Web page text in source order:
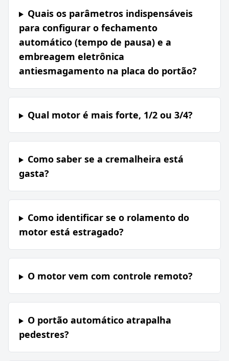
Quais os parâmetros indispensáveis
para configurar o fechamento
automático (tempo de pausa) e a
embreagem eletrônica
antiesmagamento na placa do portão?
Qual motor é mais forte, 1/2 ou 3/4?
Como saber se a cremalheira está
gasta?
Como identificar se o rolamento do
motor está estragado?
O motor vem com controle remoto?
O portão automático atrapalha
pedestres?